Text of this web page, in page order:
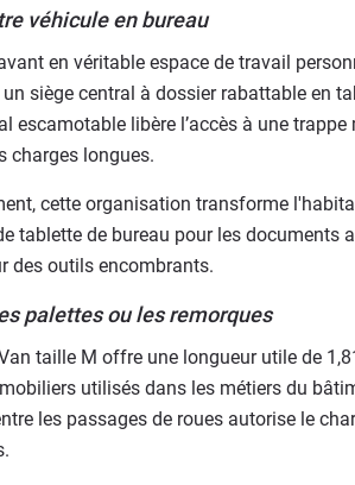
véhicule en bureau
en véritable espace de travail
siège central à dossier rabattable en
escamotable libère l’accès à une
charges longues.
cette organisation transforme
tablette de bureau pour les documents
des outils encombrants.
palettes ou les remorques
taille M offre une longueur utile de
utilisés dans les métiers du
les passages de roues autorise le